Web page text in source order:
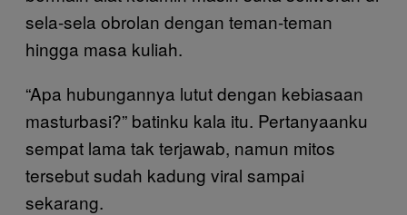
sela-sela obrolan dengan teman-teman
hingga masa kuliah.
“Apa hubungannya lutut dengan kebiasaan
masturbasi?” batinku kala itu. Pertanyaanku
sempat lama tak terjawab, namun mitos
tersebut sudah kadung viral sampai
sekarang.